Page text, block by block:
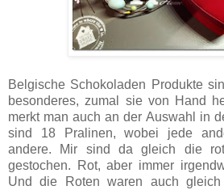
Belgische Schokoladen Produkte
besonderes, zumal sie von Hand
merkt man auch an der Auswahl in
sind 18 Pralinen, wobei jede
andere. Mir sind da gleich die
gestochen. Rot, aber immer
Und die Roten waren auch